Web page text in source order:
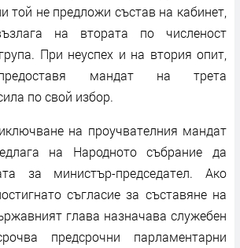
той не предложи състав на кабинет,
на втората по численост
При неуспех и на втория опит,
предоставя мандат на трета
по свой избор.
на проучвателния мандат
на Народното събрание да
за министър-председател. Ако
съгласие за съставяне на
глава назначава служебен
предсрочни парламентарни